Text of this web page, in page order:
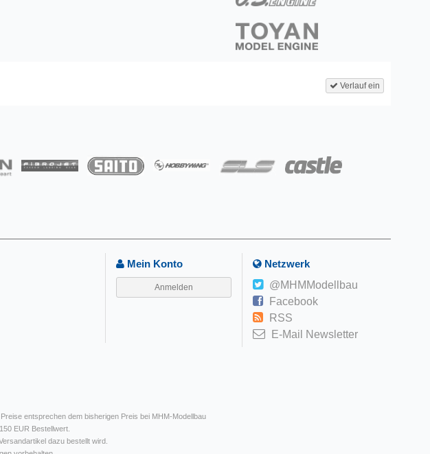
Verlauf ein
Mein Konto
Anmelden
Netzwerk
@MHMModellbau
Facebook
RSS
E-Mail Newsletter
entsprechen dem bisherigen Preis bei MHM-Modellbau
EUR Bestellwert.
dazu bestellt wird.